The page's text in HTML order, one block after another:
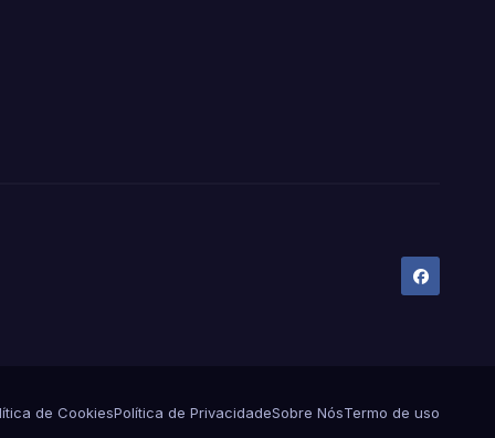
de CookiesPolítica de PrivacidadeSobre NósTermo de uso